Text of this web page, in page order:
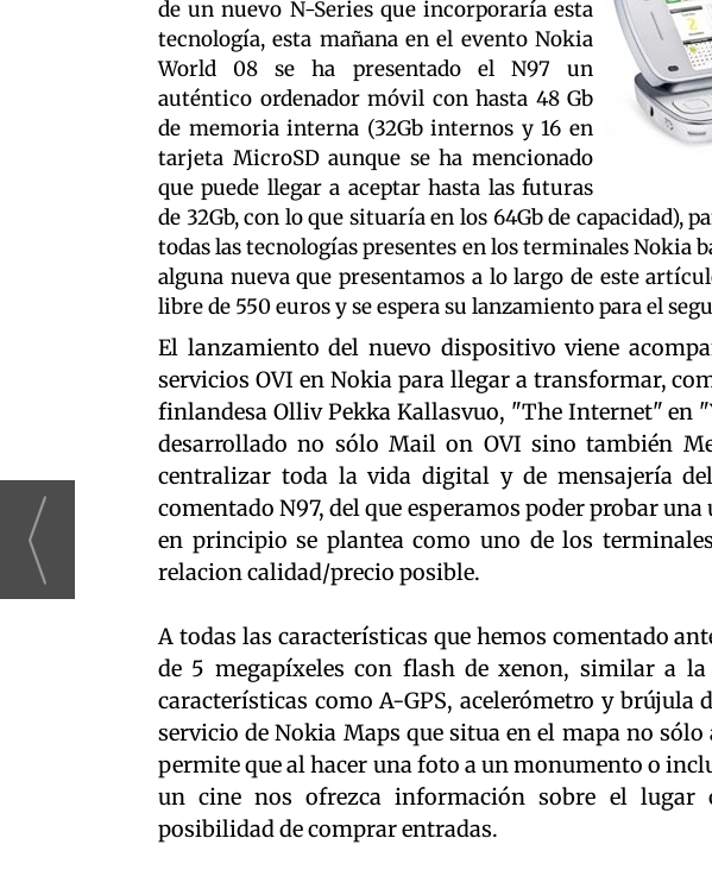
de un nuevo N-Series que incorporaría esta
tecnología, esta mañana en el evento Nokia
World 08 se ha presentado el N97 un
auténtico ordenador móvil con hasta 48 Gb
de memoria interna (32Gb internos y 16 en
tarjeta MicroSD aunque se ha mencionado
que puede llegar a aceptar hasta las futuras
de 32Gb, con lo que situaría en los 64Gb de capacidad),
todas las tecnologías presentes en los terminales Nokia
alguna nueva que presentamos a lo largo de este
libre de 550 euros y se espera su lanzamiento para el
El lanzamiento del nuevo dispositivo viene
servicios OVI en Nokia para llegar a transformar,
finlandesa Olliv Pekka Kallasvuo, "The Internet" en
desarrollado no sólo Mail on OVI sino también
centralizar toda la vida digital y de mensajería
comentado N97, del que esperamos poder probar
en principio se plantea como uno de los
relacion calidad/precio posible.
A todas las características que hemos comentado
de 5 megapíxeles con flash de xenon, similar a
características como A-GPS, acelerómetro y
servicio de Nokia Maps que situa en el mapa no
permite que al hacer una foto a un monumento o
un cine nos ofrezca información sobre el lugar
posibilidad de comprar entradas.